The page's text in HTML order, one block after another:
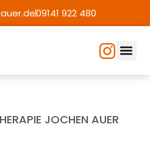
09141 922 480
JOCHEN AUER